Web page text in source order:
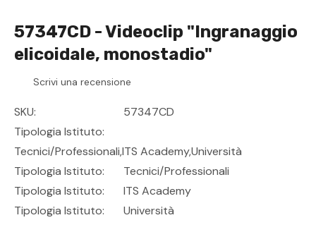
57347CD - Videoclip "Ingranaggio
elicoidale, monostadio"
Scrivi una recensione
SKU:
57347CD
Tipologia Istituto:
Tecnici/professionali,ITS Academy,Università
Tipologia Istituto:
Tecnici/Professionali
Tipologia Istituto:
ITS Academy
Tipologia Istituto:
Università